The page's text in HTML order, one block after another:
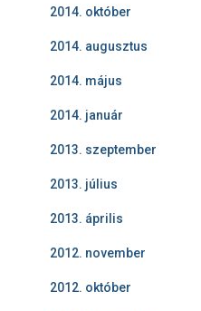
2014. október
2014. augusztus
2014. május
2014. január
2013. szeptember
2013. július
2013. április
2012. november
2012. október